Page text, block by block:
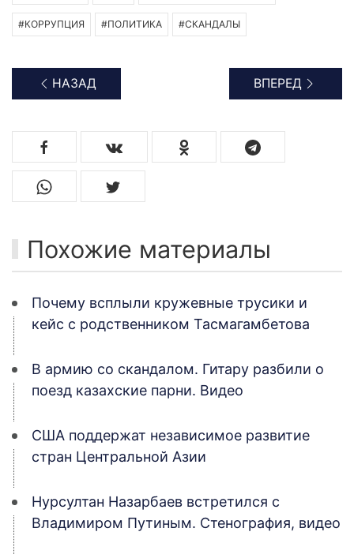
#КОРРУПЦИЯ #ПОЛИТИКА #СКАНДАЛЫ
НАЗАД ВПЕРЕД
Похожие материалы
Почему всплыли кружевные трусики и
кейс с родственником Тасмагамбетова
В армию со скандалом. Гитару разбили о
поезд казахские парни. Видео
США поддержат независимое развитие
стран Центральной Азии
Нурсултан Назарбаев встретился с
Владимиром Путиным. Стенография, видео